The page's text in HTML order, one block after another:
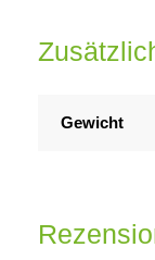
Gewicht